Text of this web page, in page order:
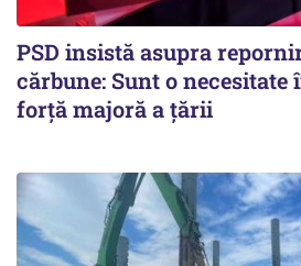
PSD insistă asupra
cărbune: Sunt o necesitate
forță majoră a țării